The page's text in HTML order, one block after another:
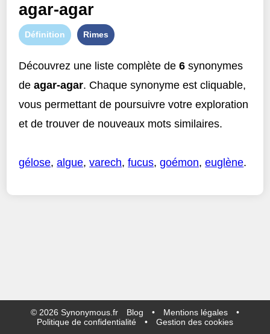
agar-agar
Définition Rimes
Découvrez une liste complète de6 synonymes
deagar-agar. Chaque synonyme est cliquable,
vous permettant de poursuivre votre exploration
et de trouver de nouveaux mots similaires.
gélose,algue,varech,fucus,goémon,euglène.
© 2026 Synonymous.fr Blog • Mentions légales
•
Politique de confidentialité
• Gestion des cookies